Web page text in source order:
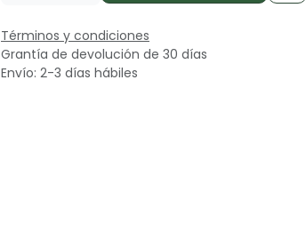
Términos y condiciones
Grantía de devolución de 30 días
Envío: 2-3 días hábiles